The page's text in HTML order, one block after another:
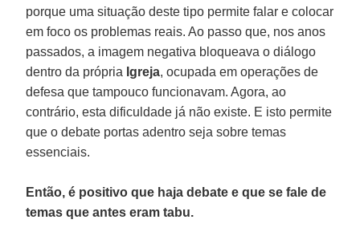
porque uma situação deste tipo permite falar e colocar
em foco os problemas reais. Ao passo que, nos anos
passados, a imagem negativa bloqueava o diálogo
dentro da própria Igreja, ocupada em operações de
defesa que tampouco funcionavam. Agora, ao
contrário, esta dificuldade já não existe. E isto permite
que o debate portas adentro seja sobre temas
essenciais.
Então, é positivo que haja debate e que se fale de
temas que antes eram tabu.